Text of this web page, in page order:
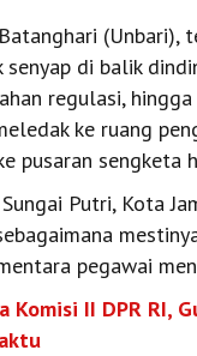
(Unbari),
di balik
regulasi,
ke ruang
pusaran sengketa
Putri, Kota
pegawai
Komisi II DPR RI,